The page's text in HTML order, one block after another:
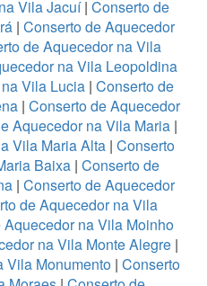
Vila Jacuí| Conserto de
| Conserto de Aquecedor
de Aquecedor na Vila
na Vila Leopoldina
Vila Lucia| Conserto de
| Conserto de Aquecedor
Aquecedor na Vila Maria|
Vila Maria Alta | Conserto
Baixa | Conserto de
| Conserto de Aquecedor
de Aquecedor na Vila
na Vila Moinho
na Vila Monte Alegre|
Vila Monumento | Conserto